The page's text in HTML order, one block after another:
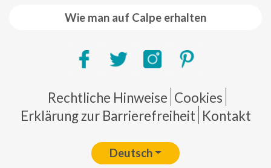
Wie man auf Calpe erhalten
Pie de página
Rechtliche Hinweise Cookies
Erklärung zur Barrierefreiheit Kontakt
Deutsch